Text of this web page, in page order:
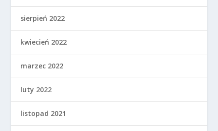
sierpień 2022
kwiecień 2022
marzec 2022
luty 2022
listopad 2021